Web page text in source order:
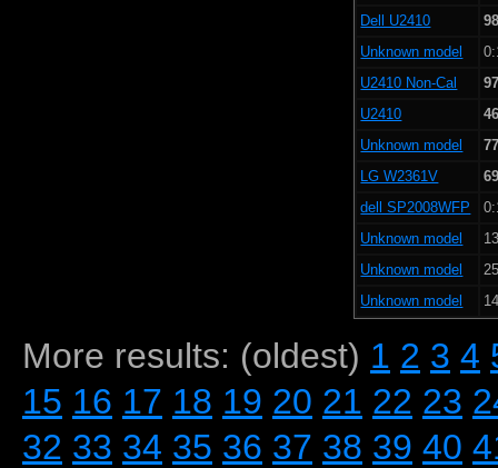
Dell U2410
Unknown model
U2410 Non-Cal
U2410
Unknown model
LG W2361V
dell SP2008WFP
Unknown model
Unknown model
Unknown model
More results: (oldest) 1 2 3 4
15 16 17 18 19 20 21 22 23
32 33 34 35 36 37 38 39 40